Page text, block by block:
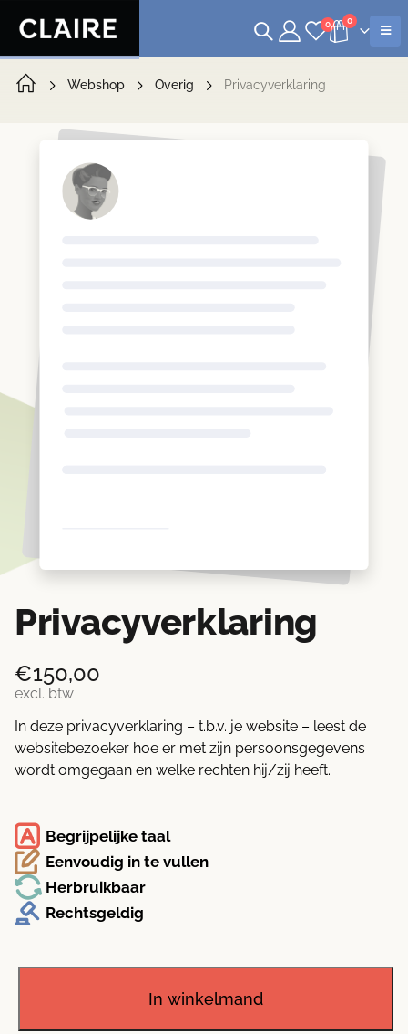
0 0
Webshop Overig Privacyverklaring
€150,00
excl. btw
Privacyverklaring
In deze privacyverklaring – t.b.v. je website – leest de
websitebezoeker hoe er met zijn persoonsgegevens
wordt omgegaan en welke rechten hij/zij heeft.
Begrijpelijke taal
Eenvoudig in te vullen
Herbruikbaar
Rechtsgeldig
Privacyverklaring
In winkelmand